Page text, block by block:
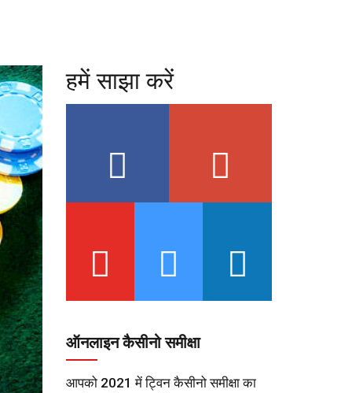
हमें साझा करें
ऑनलाइन कैसीनो समीक्षा
आपको 2021 में ट्विन कैसीनो समीक्षा का